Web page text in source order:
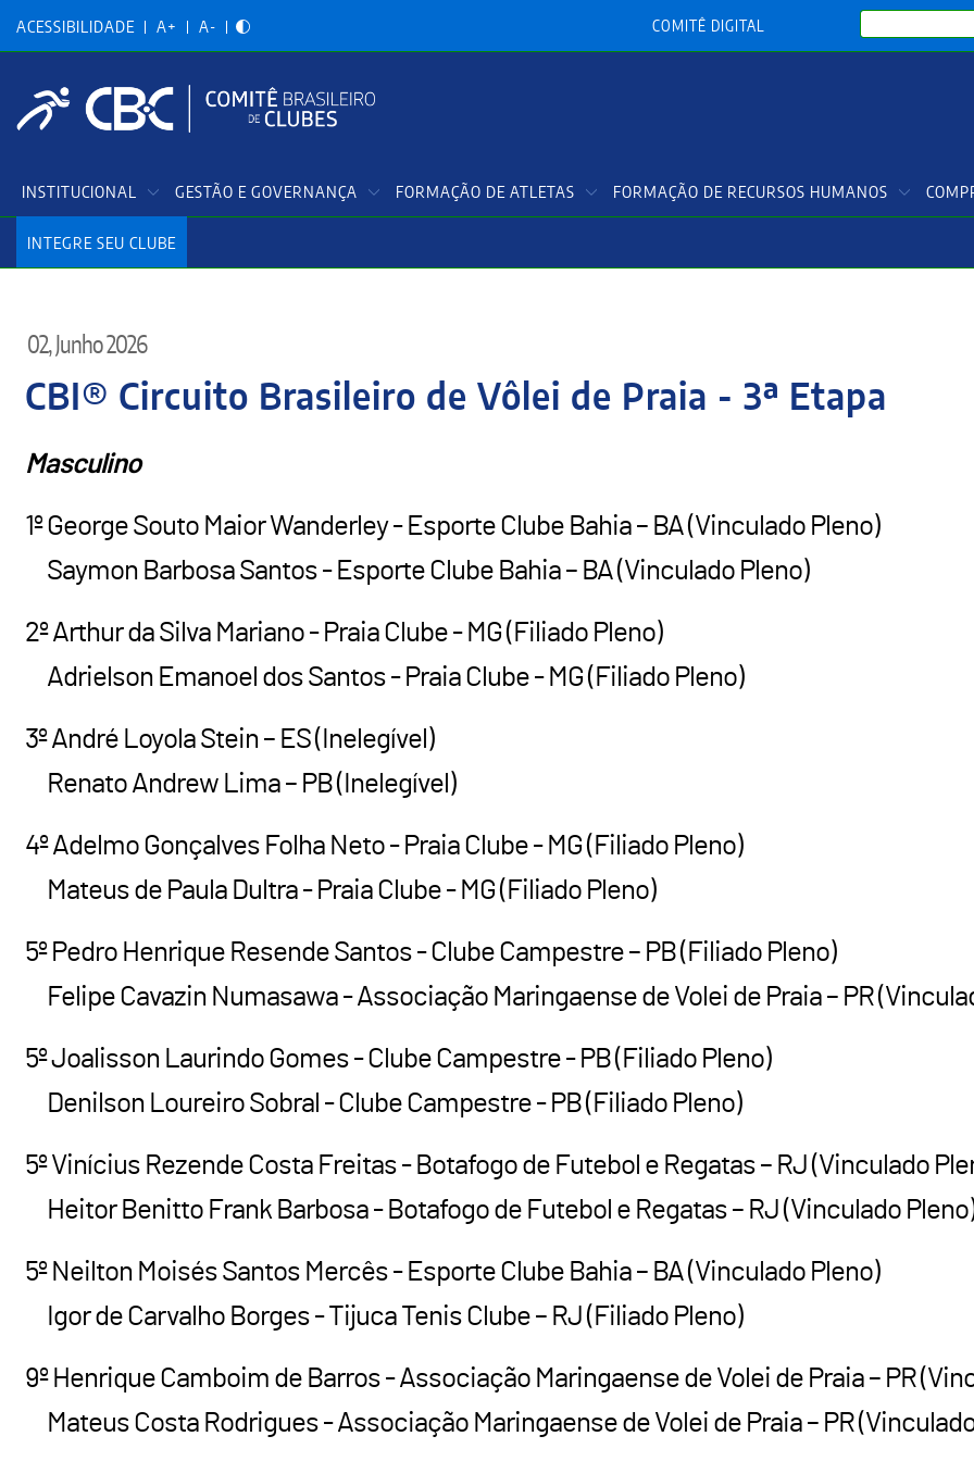
para
conteúdo
ACESSIBILIDADE A+ A- COMITÊ DIGITAL
Search
Principal
INSTITUCIONAL GESTÃO E GOVERNANÇA FORMAÇÃO DE ATLETAS FORMAÇÃO DE RECURSOS HUMANOS
INTEGRE SEU CLUBE
CBI® Circuito Brasileiro de Vôlei de Praia - 3ª Etapa
02, Junho 2026
Masculino
1º George Souto Maior Wanderley - Esporte Clube Bahia – BA (Vinculado Pleno)
Saymon Barbosa Santos - Esporte Clube Bahia – BA (Vinculado Pleno)
2º Arthur da Silva Mariano - Praia Clube - MG (Filiado Pleno)
Adrielson Emanoel dos Santos - Praia Clube - MG (Filiado Pleno)
3º André Loyola Stein – ES (Inelegível)
Renato Andrew Lima – PB (Inelegível)
4º Adelmo Gonçalves Folha Neto - Praia Clube - MG (Filiado Pleno)
Mateus de Paula Dultra - Praia Clube - MG (Filiado Pleno)
5º Pedro Henrique Resende Santos - Clube Campestre – PB (Filiado Pleno)
Felipe Cavazin Numasawa - Associação Maringaense de Volei de Praia – PR
5º Joalisson Laurindo Gomes - Clube Campestre - PB (Filiado Pleno)
Denilson Loureiro Sobral - Clube Campestre - PB (Filiado Pleno)
5º Vinícius Rezende Costa Freitas - Botafogo de Futebol e Regatas – RJ (Vinculado
Heitor Benitto Frank Barbosa - Botafogo de Futebol e Regatas – RJ (Vinculado
5º Neilton Moisés Santos Mercês - Esporte Clube Bahia – BA (Vinculado Pleno)
Igor de Carvalho Borges - Tijuca Tenis Clube – RJ (Filiado Pleno)
9º Henrique Camboim de Barros - Associação Maringaense de Volei de Praia – PR
Mateus Costa Rodrigues - Associação Maringaense de Volei de Praia – PR